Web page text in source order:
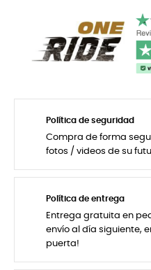
Política de seguridad
Compra de forma
fotos / videos de su
Política de entrega
Entrega gratuita en
envío al día siguiente,
puerta!